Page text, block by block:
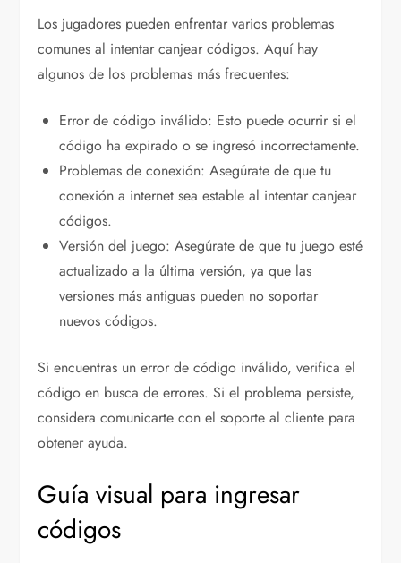
Los jugadores pueden enfrentar varios problemas
comunes al intentar canjear códigos. Aquí hay
algunos de los problemas más frecuentes:
Error de código inválido: Esto puede ocurrir si el
código ha expirado o se ingresó incorrectamente.
Problemas de conexión: Asegúrate de que tu
conexión a internet sea estable al intentar canjear
códigos.
Versión del juego: Asegúrate de que tu juego esté
actualizado a la última versión, ya que las
versiones más antiguas pueden no soportar
nuevos códigos.
Si encuentras un error de código inválido, verifica el
código en busca de errores. Si el problema persiste,
considera comunicarte con el soporte al cliente para
obtener ayuda.
Guía visual para ingresar
códigos